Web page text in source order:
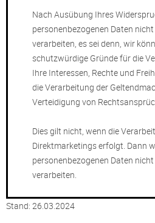
Nach Ausübung Ihres
personenbezogenen Daten
verarbeiten, es sei denn, wir
schutzwürdige Gründe für die
Ihre Interessen, Rechte und
die Verarbeitung der
Verteidigung von
Dies gilt nicht, wenn die
Direktmarketings erfolgt. Dann
personenbezogenen Daten
verarbeiten.
Stand: 26.03.2024